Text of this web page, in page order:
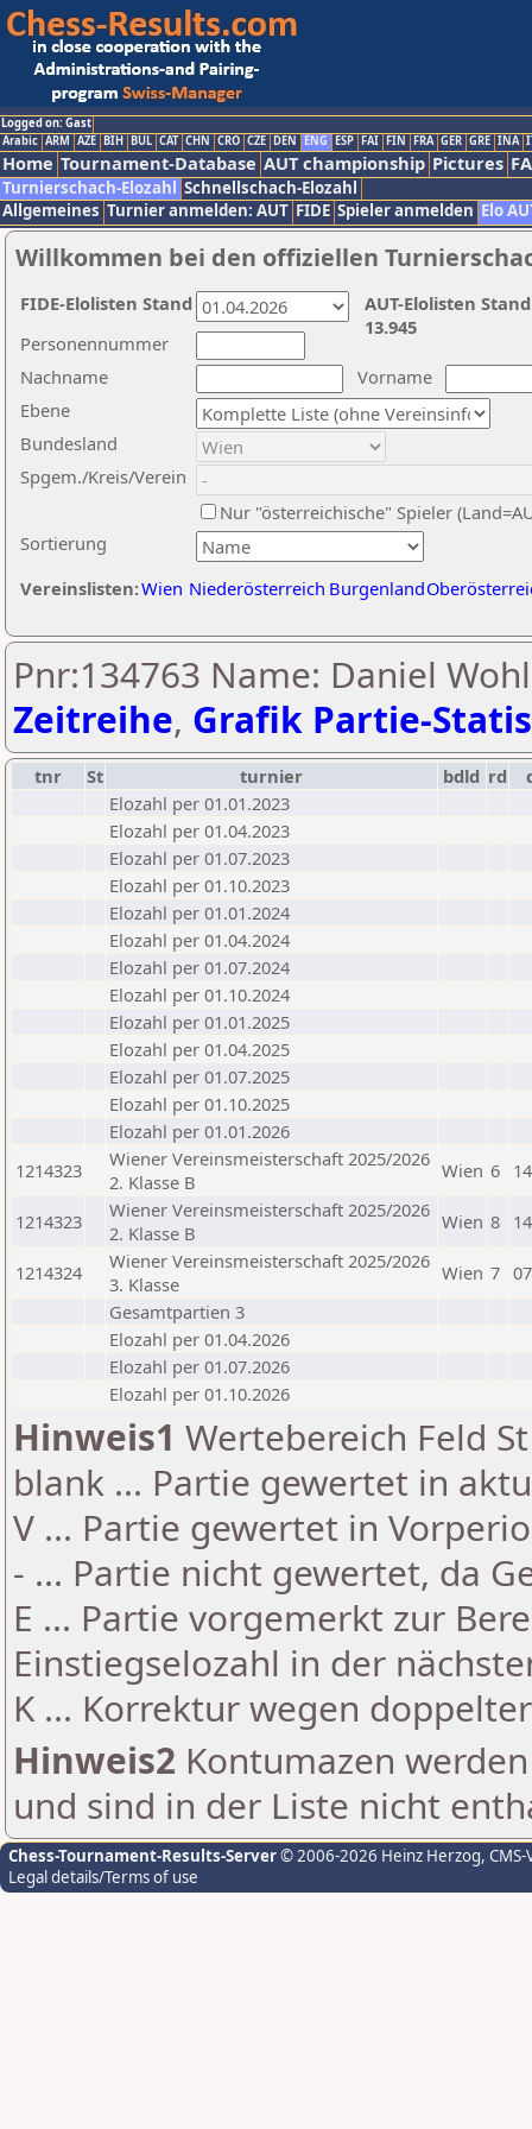
Logged on: Gast
Arabic ARM AZE BIH BUL CAT CHN CRO CZE DEN ENG ESP FAI FIN FRA GER GRE INA
Home Tournament-Database AUT championship Pictures
Turnierschach-Elozahl Schnellschach-Elozahl
Allgemeines Turnier anmelden: AUT FIDE Spieler anmelden Elo
Willkommen bei den offiziellen
Nachname
Vorname
Ebene
Sortierung
Personennummer
Bundesland
Spgem./Kreis/Verein
Nur "österreichische" Spieler
Vereinslisten:Wien Niederösterreich Burgenland
AUT-Elolisten
13.945
FIDE-Elolisten Stand
Pnr:134763 Name: Daniel
Zeitreihe, Grafik Partie-
tnr St turnier bdld rd
Elozahl per 01.01.2023
Elozahl per 01.04.2023
Elozahl per 01.07.2023
Elozahl per 01.10.2023
Elozahl per 01.01.2024
Elozahl per 01.04.2024
Elozahl per 01.07.2024
Elozahl per 01.10.2024
Elozahl per 01.01.2025
Elozahl per 01.04.2025
Elozahl per 01.07.2025
Elozahl per 01.10.2025
Elozahl per 01.01.2026
1214323
Wiener Vereinsmeisterschaft 2025/2026
2. Klasse B
Wien 6
1214323
Wiener Vereinsmeisterschaft 2025/2026
2. Klasse B
Wien 8
1214324
Wiener Vereinsmeisterschaft 2025/2026
3. Klasse
Wien 7
Gesamtpartien 3
Elozahl per 01.04.2026
Elozahl per 01.07.2026
Elozahl per 01.10.2026
Hinweis1 Wertebereich Feld
blank ... Partie gewertet in
V ... Partie gewertet in
- ... Partie nicht gewertet, da
E ... Partie vorgemerkt zur
Einstiegselozahl in der
K ... Korrektur wegen
Hinweis2 Kontumazen
und sind in der Liste nicht
Chess-Tournament-Results-Server© 2006-2026 Heinz Herzog,
Legal details/Terms of use